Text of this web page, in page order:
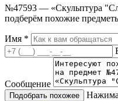
№47593 — «Скульптура
подберём похожие
Имя *
Сообщение
Подобрать похожее